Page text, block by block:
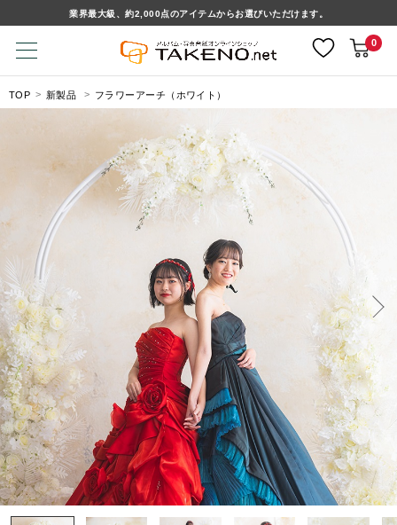
業界最大級、約2,000点のアイテムからお選びいただけます。
0
TOP 新製品 フラワーアーチ（ホワイト）